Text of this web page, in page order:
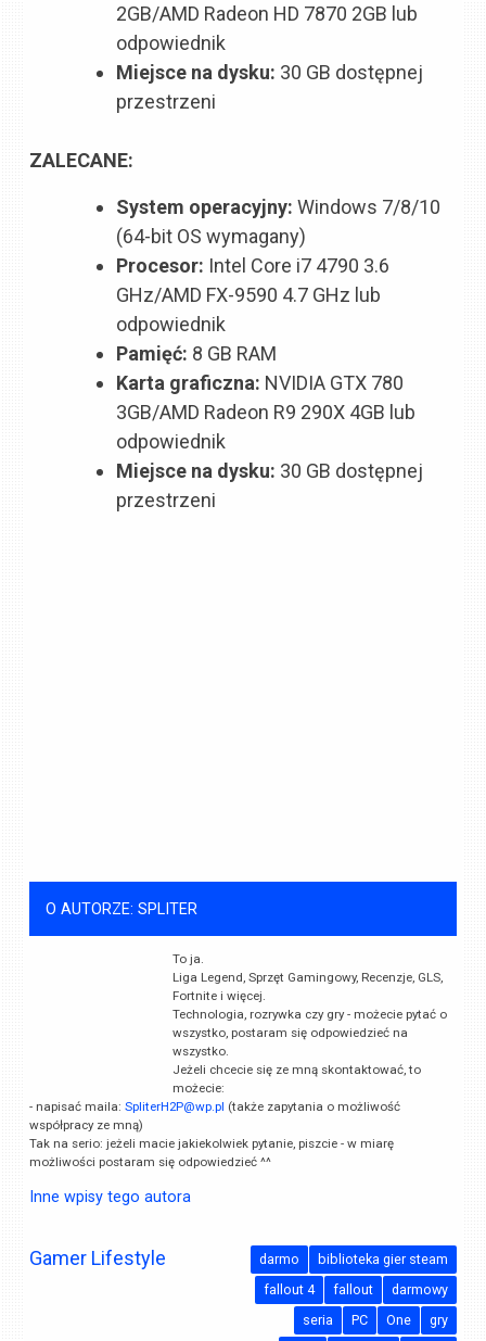
2GB/AMD Radeon HD 7870 2GB lub
odpowiednik
Miejsce na dysku: 30 GB dostępnej
przestrzeni
ZALECANE:
System operacyjny: Windows 7/8/10
(64-bit OS wymagany)
Procesor: Intel Core i7 4790 3.6
GHz/AMD FX-9590 4.7 GHz lub
odpowiednik
Pamięć: 8 GB RAM
Karta graficzna: NVIDIA GTX 780
3GB/AMD Radeon R9 290X 4GB lub
odpowiednik
Miejsce na dysku: 30 GB dostępnej
przestrzeni
O AUTORZE: SPLITER
To ja.
Liga Legend, Sprzęt Gamingowy, Recenzje, GLS,
Fortnite i więcej.
Technologia, rozrywka czy gry - możecie pytać o
wszystko, postaram się odpowiedzieć na
wszystko.
Jeżeli chcecie się ze mną skontaktować, to
możecie:
- napisać maila:SpliterH2P@wp.pl (także zapytania o możliwość
współpracy ze mną)
Tak na serio: jeżeli macie jakiekolwiek pytanie, piszcie - w miarę
możliwości postaram się odpowiedzieć ^^
Inne wpisy tego autora
Gamer Lifestyle biblioteka gier steam
darmo
darmowy
fallout
fallout 4
gry
One
PC
seria